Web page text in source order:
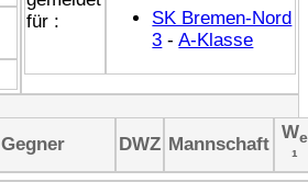
für :
SK Bremen-Nord
3 -A-Klasse
Gegner DWZ Mannschaft
We
¹